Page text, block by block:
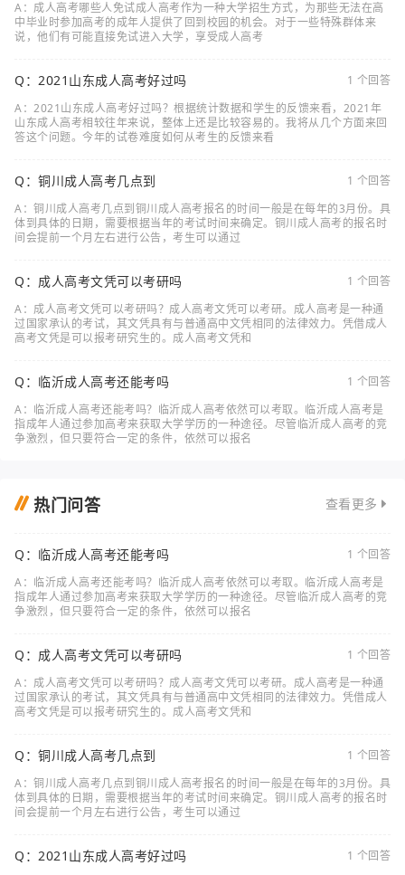
A：成人高考哪些人免试成人高考作为一种大学招生方式，为那些无法在高
中毕业时参加高考的成年人提供了回到校园的机会。对于一些特殊群体来
说，他们有可能直接免试进入大学，享受成人高考
Q：2021山东成人高考好过吗
1 个回答
A：2021山东成人高考好过吗？根据统计数据和学生的反馈来看，2021年
山东成人高考相较往年来说，整体上还是比较容易的。我将从几个方面来回
答这个问题。今年的试卷难度如何从考生的反馈来看
Q：铜川成人高考几点到
1 个回答
A：铜川成人高考几点到铜川成人高考报名的时间一般是在每年的3月份。具
体到具体的日期，需要根据当年的考试时间来确定。铜川成人高考的报名时
间会提前一个月左右进行公告，考生可以通过
Q：成人高考文凭可以考研吗
1 个回答
A：成人高考文凭可以考研吗？成人高考文凭可以考研。成人高考是一种通
过国家承认的考试，其文凭具有与普通高中文凭相同的法律效力。凭借成人
高考文凭是可以报考研究生的。成人高考文凭和
Q：临沂成人高考还能考吗
1 个回答
A：临沂成人高考还能考吗？临沂成人高考依然可以考取。临沂成人高考是
指成年人通过参加高考来获取大学学历的一种途径。尽管临沂成人高考的竞
争激烈，但只要符合一定的条件，依然可以报名
热门问答 查看更多
Q：临沂成人高考还能考吗
1 个回答
A：临沂成人高考还能考吗？临沂成人高考依然可以考取。临沂成人高考是
指成年人通过参加高考来获取大学学历的一种途径。尽管临沂成人高考的竞
争激烈，但只要符合一定的条件，依然可以报名
Q：成人高考文凭可以考研吗
1 个回答
A：成人高考文凭可以考研吗？成人高考文凭可以考研。成人高考是一种通
过国家承认的考试，其文凭具有与普通高中文凭相同的法律效力。凭借成人
高考文凭是可以报考研究生的。成人高考文凭和
Q：铜川成人高考几点到
1 个回答
A：铜川成人高考几点到铜川成人高考报名的时间一般是在每年的3月份。具
体到具体的日期，需要根据当年的考试时间来确定。铜川成人高考的报名时
间会提前一个月左右进行公告，考生可以通过
Q：2021山东成人高考好过吗
1 个回答